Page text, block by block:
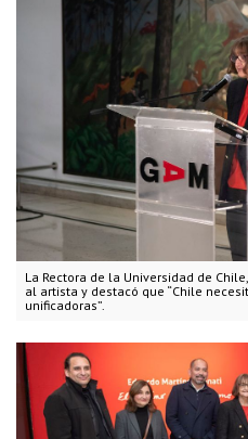
La Rectora de la Universidad de
al artista y destacó que “Chile
unificadoras”.